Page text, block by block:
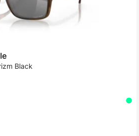
Black